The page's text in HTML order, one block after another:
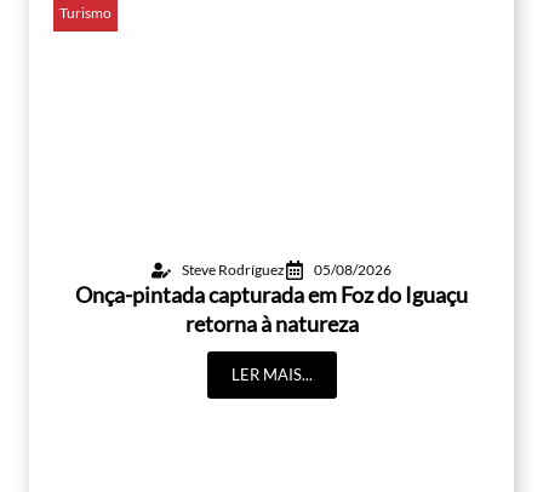
Turismo
Steve Rodríguez 05/08/2026
Onça-pintada capturada em Foz do Iguaçu
retorna à natureza
LER MAIS...